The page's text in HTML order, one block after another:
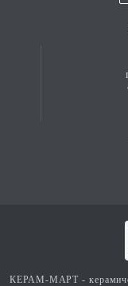
лофт
КЕРАМ-МАРТ -